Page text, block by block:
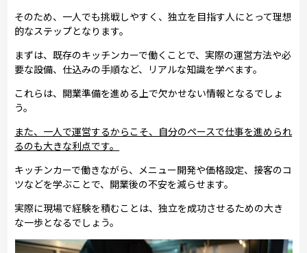
そのため、一人でも挑戦しやすく、独立を目指す人にとって理想
的なステップとなります。
まずは、既存のキッチンカーで働くことで、実際の運営方法や必
要な設備、仕込みの手順など、リアルな知識を学べます。
これらは、開業準備を進める上で欠かせない情報となるでしょ
う。
また、一人で運営するからこそ、自分のペースで仕事を進められ
るのも大きな利点です。
キッチンカーで働きながら、メニュー開発や価格設定、接客のコ
ツなどを学ぶことで、開業後の不安を減らせます。
実際に現場で経験を積むことは、独立を成功させるための大き
な一歩となるでしょう。